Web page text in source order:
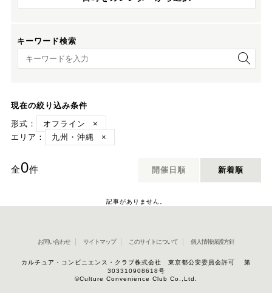
キーワード検索
キーワード検索
現在の絞り込み条件
形式：
オフライン
×
エリア：
九州・沖縄 ×
全0件 開催日順 新着順
記事がありません。
お問い合わせ サイトマップ このサイトについて 個人情報保護方針
カルチュア・コンビニエンス・クラブ株式会社 東京都公安委員会許可 第
303310908618号
©Culture Convenience Club Co.,Ltd.